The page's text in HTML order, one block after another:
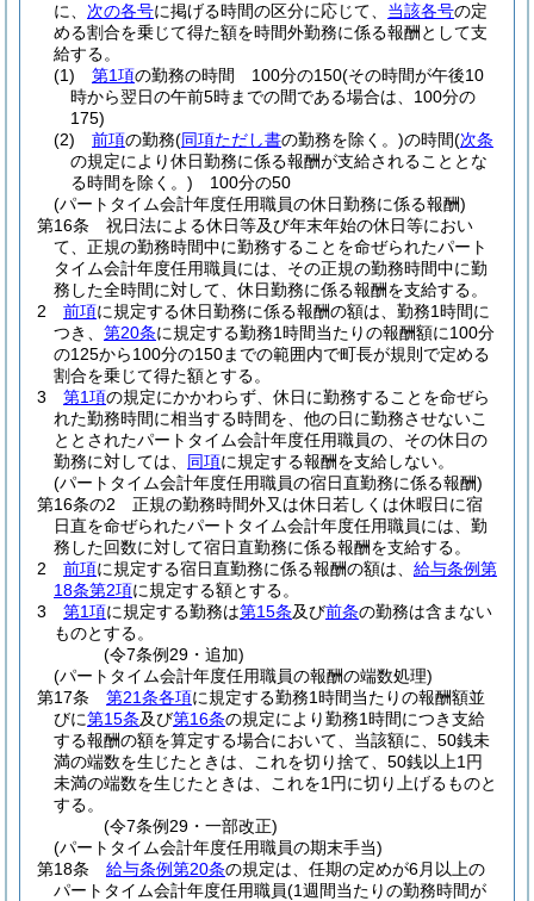
に、 次の各号に掲げる時間の区分に応じて、 当該各号の定
める割合を乗じて得た額を時間外勤務に係る報酬として支
給する。
(1)
第1項の勤務の時間 100分の150(その時間が午後10
時から翌日の午前5時までの間である場合は、100分の
175)
(2)
前項の勤務(同項ただし書の勤務を除く。)の時間(次条
の規定により休日勤務に係る報酬が支給されることとな
る時間を除く。) 100分の50
(パートタイム会計年度任用職員の休日勤務に係る報酬)
第16条
祝日法による休日等及び年末年始の休日等におい
て、正規の勤務時間中に勤務することを命ぜられたパート
タイム会計年度任用職員には、その正規の勤務時間中に勤
務した全時間に対して、休日勤務に係る報酬を支給する。
2
前項に規定する休日勤務に係る報酬の額は、勤務1時間に
つき、 第20条に規定する勤務1時間当たりの報酬額に100分
の125から100分の150までの範囲内で町長が規則で定める
割合を乗じて得た額とする。
3
第1項の規定にかかわらず、休日に勤務することを命ぜら
れた勤務時間に相当する時間を、他の日に勤務させないこ
ととされたパートタイム会計年度任用職員の、その休日の
勤務に対しては、 同項に規定する報酬を支給しない。
(パートタイム会計年度任用職員の宿日直勤務に係る報酬)
第16条の2
正規の勤務時間外又は休日若しくは休暇日に宿
日直を命ぜられたパートタイム会計年度任用職員には、勤
務した回数に対して宿日直勤務に係る報酬を支給する。
2
前項に規定する宿日直勤務に係る報酬の額は、 給与条例第
18条第2項に規定する額とする。
3
第1項に規定する勤務は第15条及び前条の勤務は含まない
ものとする。
(令7条例29・追加)
(パートタイム会計年度任用職員の報酬の端数処理)
第17条
第21条各項に規定する勤務1時間当たりの報酬額並
びに第15条及び第16条の規定により勤務1時間につき支給
する報酬の額を算定する場合において、当該額に、50銭未
満の端数を生じたときは、これを切り捨て、50銭以上1円
未満の端数を生じたときは、これを1円に切り上げるものと
する。
(令7条例29・一部改正)
(パートタイム会計年度任用職員の期末手当)
第18条
給与条例第20条の規定は、任期の定めが6月以上の
パートタイム会計年度任用職員(1週間当たりの勤務時間が